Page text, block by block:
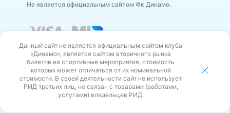
Не является официальным сайтом Фк Динамо.
В своей деятельности сайт не использует РИД третьих
лиц, не связан с товарами (работами, услугами)
владельцев РИД.
Данный сайт не является официальным сайтом клуба
«Динамо», является сайтом вторичного рынка
билетов на спортивные мероприятия, стоимость
которых может отличаться от их номинальной
стоимости. В своей деятельности сайт не использует
РИД третьих лиц, не связан с товарами (работами,
услугами) владельцев РИД.